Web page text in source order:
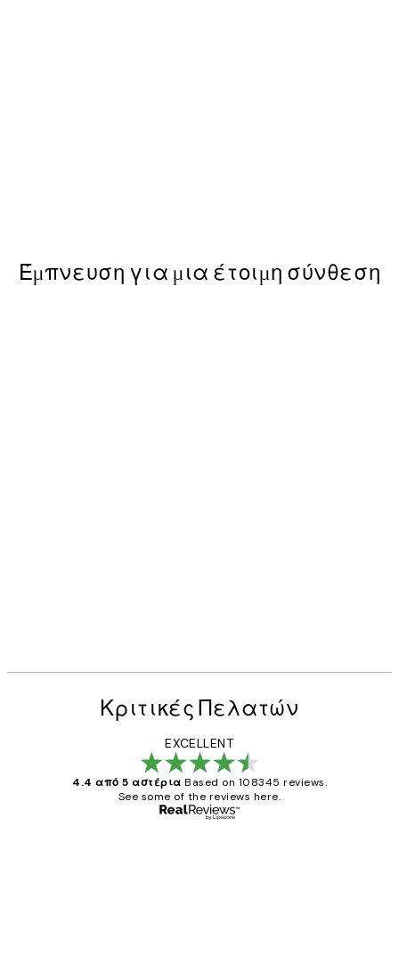
Έμπνευση για μια έτοιμη σύνθεση
Κριτικές Πελατών
EXCELLENT
4.4 από 5 αστέρια Based on 108345 reviews.
See some of the reviews here.